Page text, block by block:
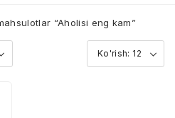
“Aholisi eng kam”